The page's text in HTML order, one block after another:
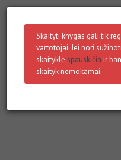
Skaityti knygas gali tik
vartotojai. Jei nori
skaityklė spausk čia ir
skaityk nemokamai.